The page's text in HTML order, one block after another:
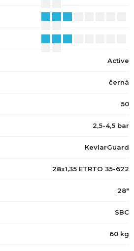
Active
černá
50
2,5-4,5 bar
KevlarGuard
28x1,35 ETRTO 35-622
28"
SBC
60 kg